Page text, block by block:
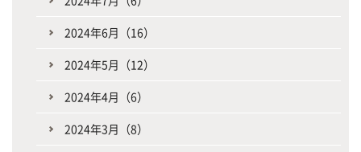
2024年6月（16）
2024年5月（12）
2024年4月（6）
2024年3月（8）